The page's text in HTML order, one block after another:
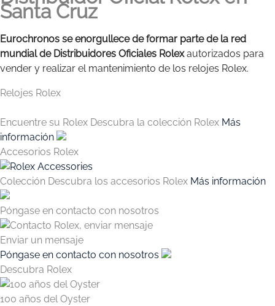
Santa Cruz
Eurochronos se enorgullece de formar parte de la red
mundial de Distribuidores Oficiales Rolexautorizados para
vender y realizar el mantenimiento de los relojes Rolex.
Relojes Rolex
Encuentre su Rolex Descubra la colección Rolex Más
información
Accesorios Rolex
Colección Descubra los accesorios Rolex Más información
Póngase en contacto con nosotros
Enviar un mensaje
Póngase en contacto con nosotros
Descubra Rolex
100 años del Oyster